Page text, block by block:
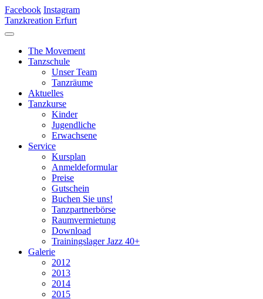
Facebook Instagram
Tanzkreation Erfurt
The Movement
Tanzschule
Unser Team
Tanzräume
Aktuelles
Tanzkurse
Kinder
Jugendliche
Erwachsene
Service
Kursplan
Anmeldeformular
Preise
Gutschein
Buchen Sie uns!
Tanzpartnerbörse
Raumvermietung
Download
Trainingslager Jazz 40+
Galerie
2012
2013
2014
2015